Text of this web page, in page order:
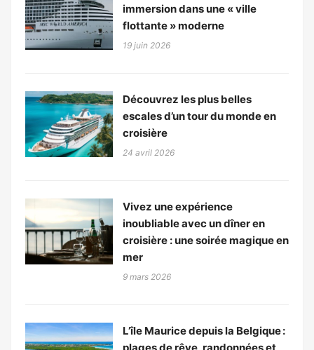
immersion dans une « ville
flottante » moderne
19 juin 2026
Découvrez les plus belles
escales d’un tour du monde en
croisière
24 avril 2026
Vivez une expérience
inoubliable avec un dîner en
croisière : une soirée magique en
mer
9 mars 2026
L’île Maurice depuis la Belgique :